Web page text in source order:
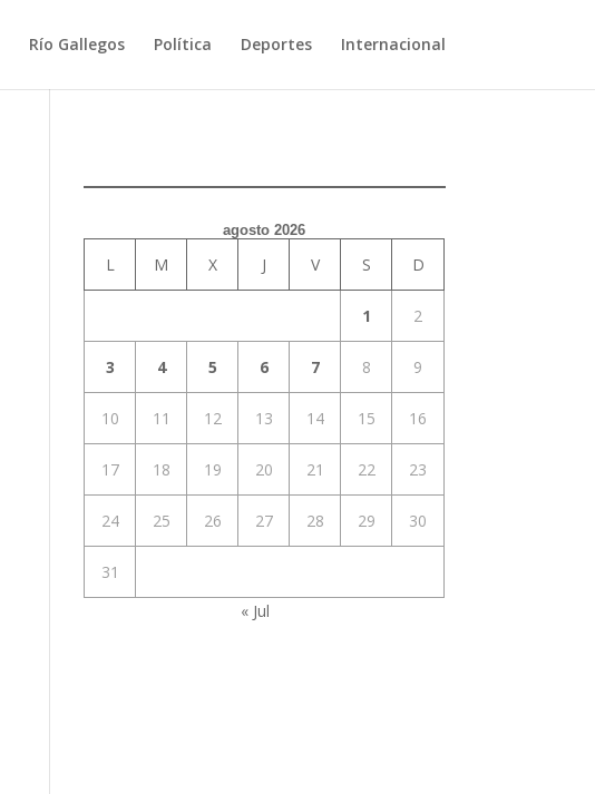
Río Gallegos Política Deportes Internacional
agosto 2026
L M X J V S D
1 2
3 4 5 6 7 8 9
10 11 12 13 14 15 16
17 18 19 20 21 22 23
24 25 26 27 28 29 30
31
« Jul